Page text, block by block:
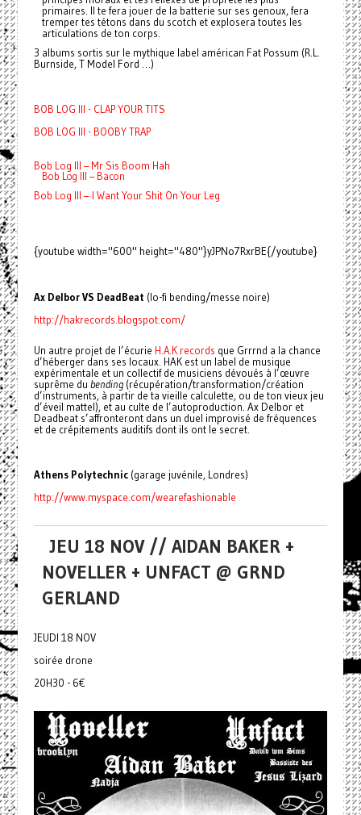
primaires. Il te fera jouer de la batterie sur ses genoux, fera
tremper tes tétons dans du scotch et explosera toutes les
articulations de ton corps.
3 albums sortis sur le mythique label américan Fat Possum (R.L.
Burnside, T Model Ford …)
BOB LOG III - CLAP YOUR TITS
BOB LOG III - BOOBY TRAP
Bob Log III – Mr Sis Boom Hah
Bob Log III – Bacon
Bob Log III – I Want Your Shit On Your Leg
{youtube width="600" height="480"}yJPNo7RxrBE{/youtube}
Ax Delbor VS DeadBeat (lo-fi bending/messe noire)
http://hakrecords.blogspot.com/
Un autre projet de l’écurie H.A.K records que Grrrnd a la chance
d’héberger dans ses locaux. HAK est un label de musique
expérimentale et un collectif de musiciens dévoués à l’œuvre
suprême du bending(récupération/transformation/création
d’instruments, à partir de ta vieille calculette, ou de ton vieux jeu
d’éveil mattel), et au culte de l’autoproduction. Ax Delbor et
Deadbeat s’affronteront dans un duel improvisé de fréquences
et de crépitements auditifs dont ils ont le secret.
Athens Polytechnic(garage juvénile, Londres)
http://www.myspace.com/wearefashionable
JEU 18 NOV // AIDAN BAKER +
NOVELLER + UNFACT @ GRND
GERLAND
JEUDI 18 NOV
soirée drone
20H30 - 6€